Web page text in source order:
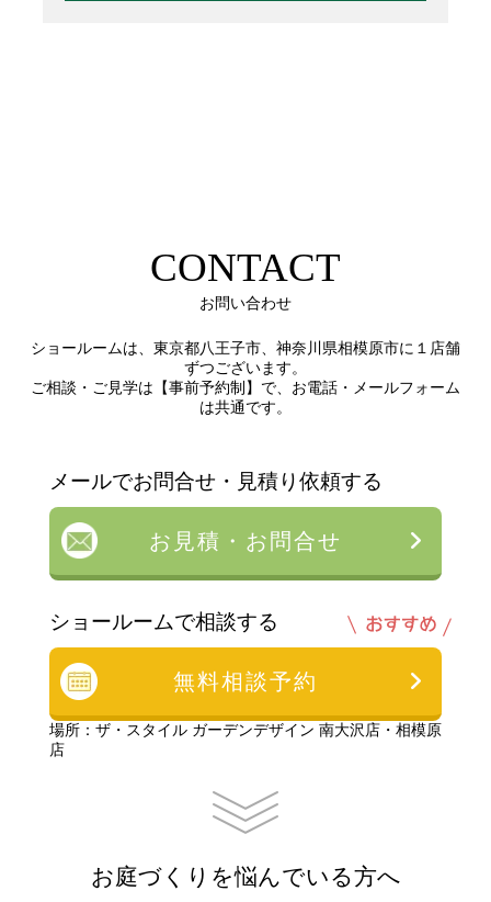
CONTACT
お問い合わせ
ショールームは、東京都八王子市、神奈川県相模原市に１店舗
ずつございます。
ご相談・ご見学は【事前予約制】で、お電話・メールフォーム
は共通です。
メールでお問合せ・見積り依頼する
お見積・お問合せ
ショールームで相談する
無料相談予約
場所：ザ・スタイル ガーデンデザイン 南大沢店・相模原
店
お庭づくりを悩んでいる方へ